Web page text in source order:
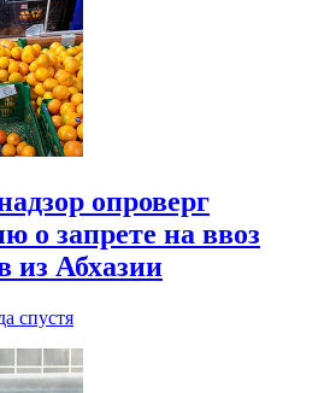
опроверг
о запрете на ввоз
из Абхазии
спустя